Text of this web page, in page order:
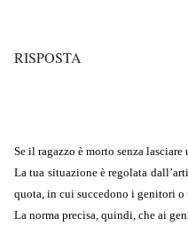
RISPOSTA
Se il ragazzo è morto senza
La tua situazione è regolata
quota, in cui succedono i genitori o
La norma precisa, quindi, che ai